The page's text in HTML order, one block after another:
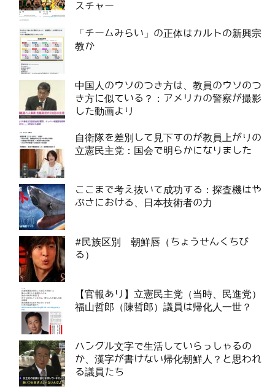
スチャー
「チームみらい」の正体はカルトの新興宗
教か
中国人のウソのつき方は、教員のウソのつ
き方に似ている？：アメリカの警察が撮影
した動画より
自衛隊を差別して見下すのが教員上がりの
立憲民主党：国会で明らかになりました
ここまで考え抜いて成功する：探査機はや
ぶさにおける、日本技術者の力
#民族区別 朝鮮唇（ちょうせんくちび
る）
【官報あり】立憲民主党（当時、民進党）
福山哲郎（陳哲郎）議員は帰化人一世？
ハングル文字で生活していらっしゃるの
か、漢字が書けない帰化朝鮮人？と思われ
る議員たち